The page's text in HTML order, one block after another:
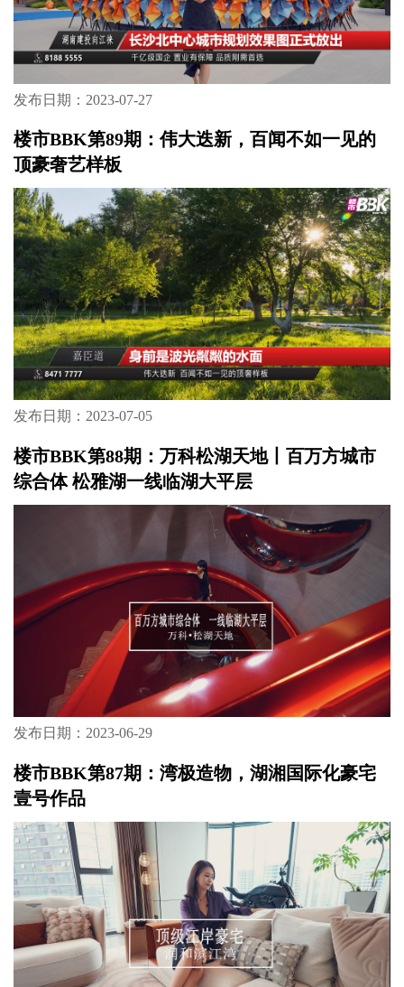
发布日期：2023-07-27
楼市BBK第89期：伟大迭新，百闻不如一见的
顶豪奢艺样板
发布日期：2023-07-05
楼市BBK第88期：万科松湖天地丨百万方城市
综合体 松雅湖一线临湖大平层
发布日期：2023-06-29
楼市BBK第87期：湾极造物，湖湘国际化豪宅
壹号作品